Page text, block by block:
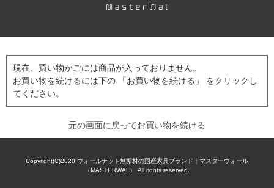
現在、買い物かごには商品が入っておりません。
お買い物を続けるには下の 「お買い物を続ける」 をクリックし
てください。
元の画面に戻ってお買い物を続ける
Copyright(C)2020 ウォールナット無垢材の国産家具ブランド｜マスターウォール
（MASTERWAL） All rights reserved.